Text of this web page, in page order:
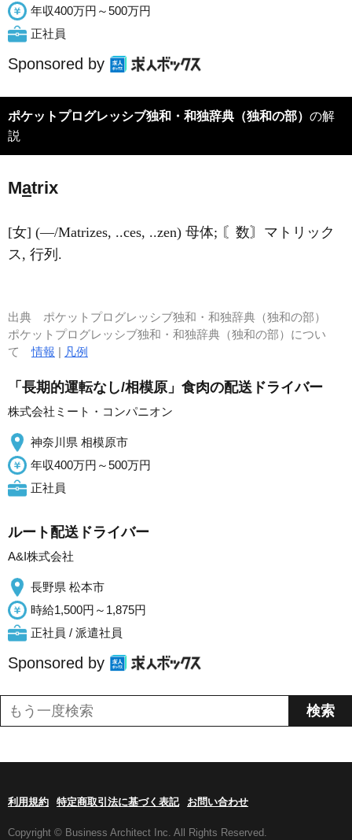
年収400万円～500万円
正社員
Sponsored by
ポケットプログレッシブ独和・和独辞典（独和の部） の解
説
Matrix
[女] (―/Matrizes, ..ces, ..zen) 母体; 〘数〙マトリック
ス, 行列.
出典 ポケットプログレッシブ独和・和独辞典（独和の部）
ポケットプログレッシブ独和・和独辞典（独和の部）につい
て情報 | 凡例
「長期的運転なし/相模原」食肉の配送ドライバー
株式会社ミート・コンパニオン
神奈川県 相模原市
年収400万円～500万円
正社員
ルート配送ドライバー
A&I株式会社
長野県 松本市
時給1,500円～1,875円
正社員 / 派遣社員
Sponsored by
利用規約 特定商取引法に基づく表記 お問い合わせ
Copyright © Business Architect Inc. All Rights Reserved.